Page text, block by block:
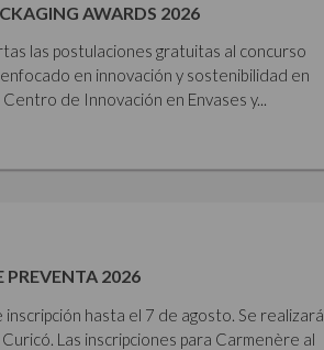
AWARDS 2026
las postulaciones gratuitas al concurso
en innovación y sostenibilidad en
de Innovación en Envases y...
PREVENTA 2026
hasta el 7 de agosto. Se realizará
Las inscripciones para Carmenère al